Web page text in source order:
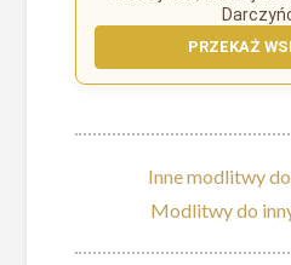
PRZEKAŻ
Inne modlitwy
Modlitwy do